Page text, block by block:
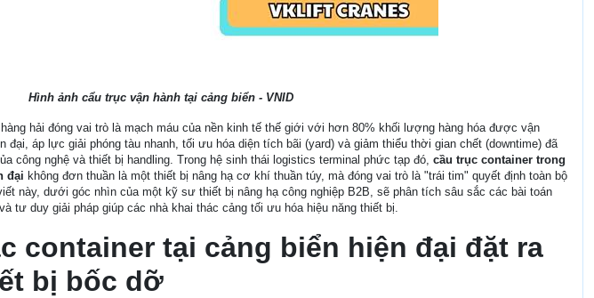
Hình ảnh cẩu trục vận hành tại cảng biển - VNID
hải đóng vai trò là mạch máu của nền kinh tế thế giới với hơn 80% khối lượng hàng hóa được vận
đại, áp lực giải phóng tàu nhanh, tối ưu hóa diện tích bãi (yard) và giảm thiểu thời gian chết (downtime) đã
công nghệ và thiết bị handling. Trong hệ sinh thái logistics terminal phức tạp đó, cầu trục container trong
đại không đơn thuần là một thiết bị nâng hạ cơ khí thuần túy, mà đóng vai trò là "trái tim" quyết định toàn bộ
này, dưới góc nhìn của một kỹ sư thiết bị nâng hạ công nghiệp B2B, sẽ phân tích sâu sắc các bài toán
tư duy giải pháp giúp các nhà khai thác cảng tối ưu hóa hiệu năng thiết bị.
container tại cảng biển hiện đại đặt ra
bị bốc dỡ